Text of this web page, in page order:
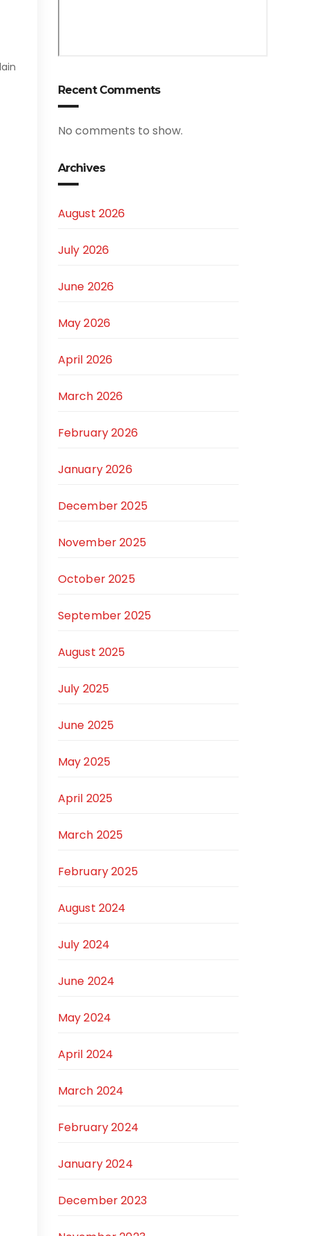
Recent Comments
No comments to show.
Archives
August 2026
July 2026
June 2026
May 2026
April 2026
March 2026
February 2026
January 2026
December 2025
November 2025
October 2025
September 2025
August 2025
July 2025
June 2025
May 2025
April 2025
March 2025
February 2025
August 2024
July 2024
June 2024
May 2024
April 2024
March 2024
February 2024
January 2024
December 2023